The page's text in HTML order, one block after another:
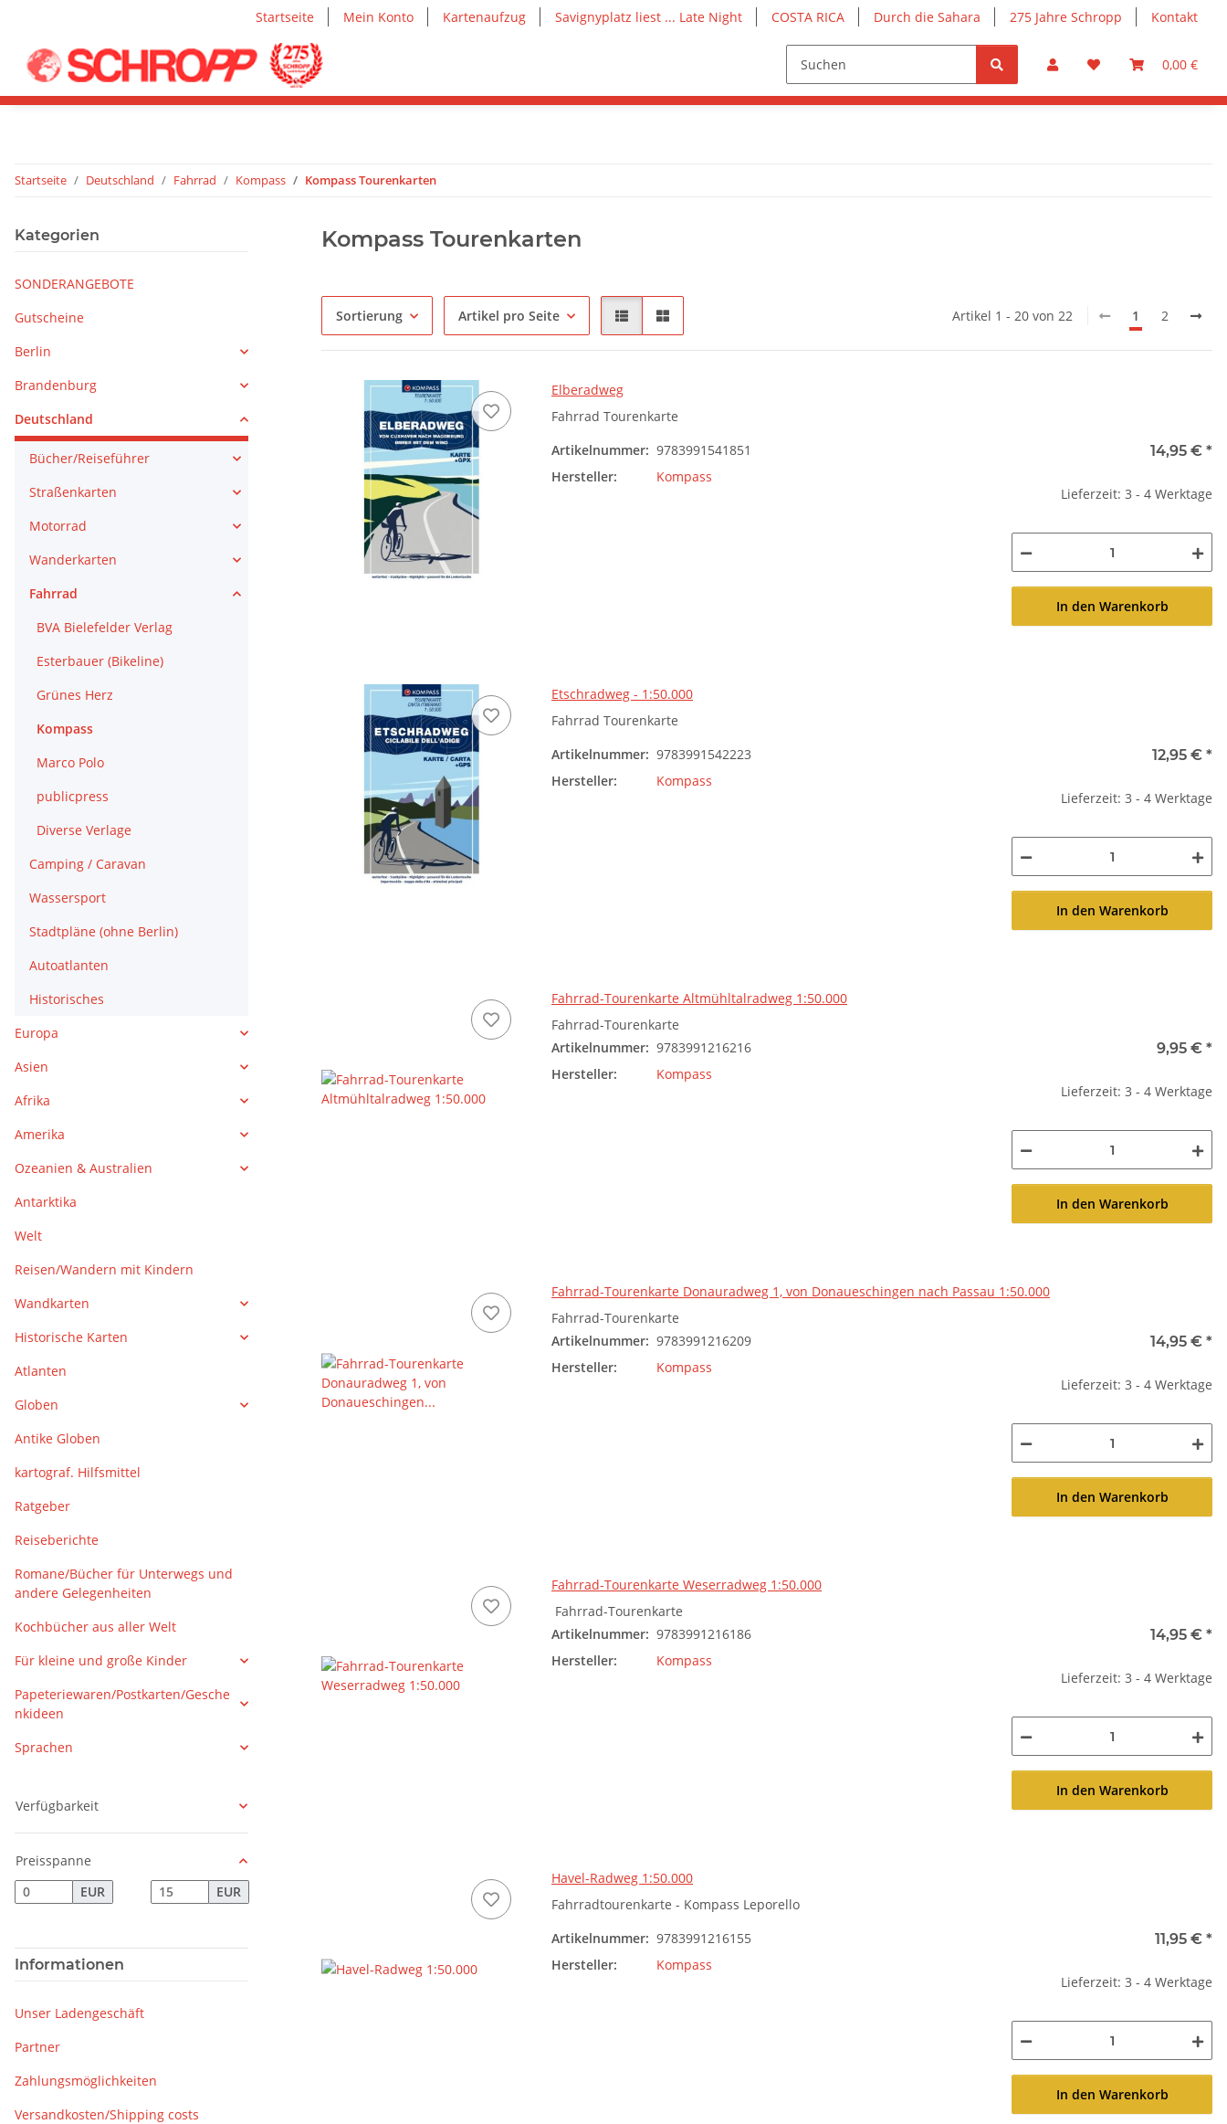
Startseite Mein Konto Kartenaufzug Savignyplatz liest ... Late Night COSTA RICA Durch die Sahara 275 Jahre Schropp Kontakt
0,00 €
Startseite Deutschland Fahrrad Kompass Kompass Tourenkarten
Kompass Tourenkarten
Sortierung Artikel pro Seite Artikel 1 - 20 von 22 1 2
Elberadweg
Fahrrad Tourenkarte
Artikelnummer: 9783991541851
Hersteller:
Kompass
14,95 € *
Lieferzeit: 3 - 4 Werktage
In den Warenkorb
Etschradweg - 1:50.000
Fahrrad Tourenkarte
Artikelnummer: 9783991542223
Hersteller:
Kompass
12,95 € *
Lieferzeit: 3 - 4 Werktage
In den Warenkorb
Fahrrad-Tourenkarte Altmühltalradweg 1:50.000
Fahrrad-Tourenkarte
Artikelnummer: 9783991216216
Hersteller:
Kompass
9,95 € *
Lieferzeit: 3 - 4 Werktage
In den Warenkorb
Fahrrad-Tourenkarte Donauradweg 1, von Donaueschingen nach Passau 1:50.000
Fahrrad-Tourenkarte
Artikelnummer: 9783991216209
Hersteller:
Kompass
14,95 € *
Lieferzeit: 3 - 4 Werktage
In den Warenkorb
Fahrrad-Tourenkarte Weserradweg 1:50.000
Fahrrad-Tourenkarte
Artikelnummer: 9783991216186
Hersteller:
Kompass
14,95 € *
Lieferzeit: 3 - 4 Werktage
In den Warenkorb
Havel-Radweg 1:50.000
Fahrradtourenkarte - Kompass Leporello
Artikelnummer: 9783991216155
Hersteller:
Kompass
11,95 € *
Lieferzeit: 3 - 4 Werktage
In den Warenkorb
Kategorien
SONDERANGEBOTE
Gutscheine
Berlin
Brandenburg
Deutschland
Bücher/Reiseführer
Straßenkarten
Motorrad
Wanderkarten
Fahrrad
BVA Bielefelder Verlag
Esterbauer (Bikeline)
Grünes Herz
Kompass
Marco Polo
publicpress
Diverse Verlage
Camping / Caravan
Wassersport
Stadtpläne (ohne Berlin)
Autoatlanten
Historisches
Europa
Asien
Afrika
Amerika
Ozeanien & Australien
Antarktika
Welt
Reisen/Wandern mit Kindern
Wandkarten
Historische Karten
Atlanten
Globen
Antike Globen
kartograf. Hilfsmittel
Ratgeber
Reiseberichte
Romane/Bücher für Unterwegs und
andere Gelegenheiten
Kochbücher aus aller Welt
Für kleine und große Kinder
Papeteriewaren/Postkarten/Gesche
nkideen
Sprachen
Verfügbarkeit
Preisspanne
EUR
EUR
Informationen
Unser Ladengeschäft
Partner
Zahlungsmöglichkeiten
Versandkosten/Shipping costs